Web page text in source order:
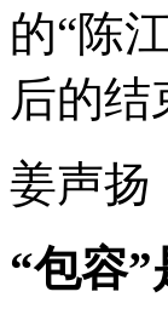
的“陈
后的结
姜声扬
“包容